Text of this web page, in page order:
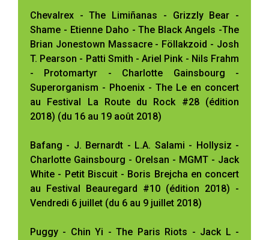
Chevalrex - The Limiñanas - Grizzly Bear -
Shame - Etienne Daho - The Black Angels -The
Brian Jonestown Massacre - Föllakzoid - Josh
T. Pearson - Patti Smith - Ariel Pink - Nils Frahm
- Protomartyr - Charlotte Gainsbourg -
Superorganism - Phoenix - The Le en concert
au Festival La Route du Rock #28 (édition
2018) (du 16 au 19 août 2018)
Bafang - J. Bernardt - L.A. Salami - Hollysiz -
Charlotte Gainsbourg - Orelsan - MGMT - Jack
White - Petit Biscuit - Boris Brejcha en concert
au Festival Beauregard #10 (édition 2018) -
Vendredi 6 juillet (du 6 au 9 juillet 2018)
Puggy - Chin Yi - The Paris Riots - Jack L -